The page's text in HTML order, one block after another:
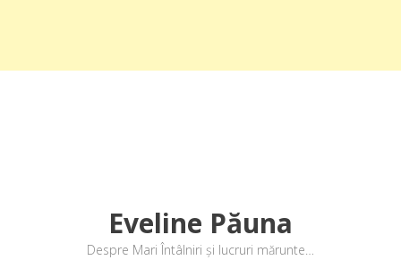
Eveline Păuna
Despre Mari Întâlniri și lucruri mărunte…